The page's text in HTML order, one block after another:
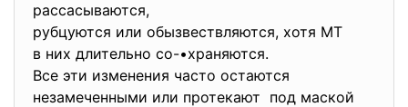
рассасываются,
рубцуются или обызвествляются, хотя МТ
в них длительно со-•храняются.
Все эти изменения часто остаются
незамеченными или протекают под маской